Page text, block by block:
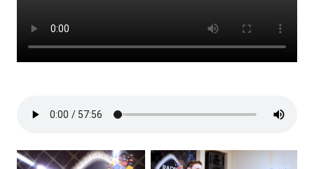
Radio Subasio +
Radio Subasio Disco Club
Subasio Collection
Subasio Per Un’Ora D’Amore